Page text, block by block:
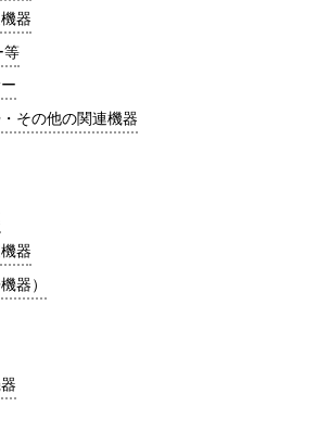
器
等
その他の関連機器
器
器）